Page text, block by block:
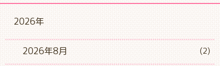
2026年
2026年8月 (2)